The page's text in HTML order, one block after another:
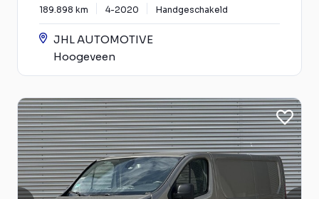
189.898 km 4-2020 Handgeschakeld
JHL AUTOMOTIVE
Hoogeveen